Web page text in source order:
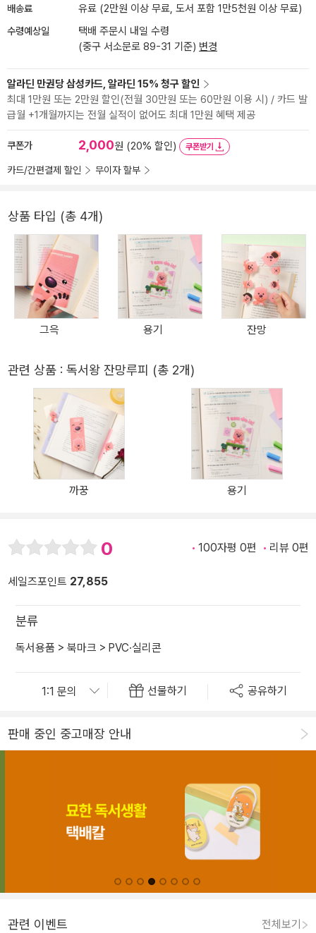
배송료 유료 (2만원 이상 무료, 도서 포함 1만5천원 이상 무료)
수령예상일
택배 주문시 내일 수령
(중구 서소문로 89-31 기준) 변경
알라딘 만권당 삼성카드, 알라딘 15% 청구 할인
최대 1만원 또는 2만원 할인(전월 30만원 또는 60만원 이용 시) / 카드 발
급월 +1개월까지는 전월 실적이 없어도 최대 1만원 혜택 제공
쿠폰가 2,000원 (20% 할인) 쿠폰받기
카드/간편결제 할인 무이자 할부
상품 타입 (총 4개)
그윽 용기 잔망
관련 상품 : 독서왕 잔망루피 (총 2개)
까꿍 용기
0 100자평 0편 리뷰 0편
세일즈포인트 27,855
분류
독서용품 > 북마크 > PVC·실리콘
선물하기 공유하기
판매 중인 중고매장 안내
관련 이벤트 전체보기